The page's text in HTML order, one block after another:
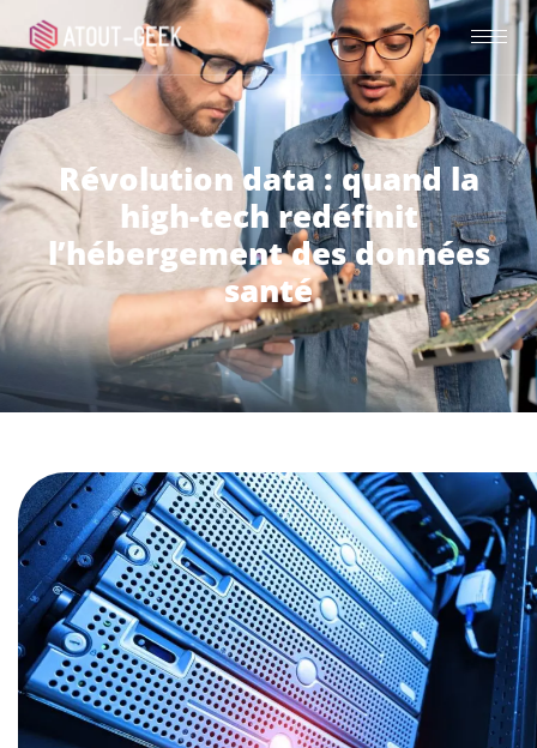
Révolution data : quand la
high-tech redéfinit
l’hébergement des données
santé